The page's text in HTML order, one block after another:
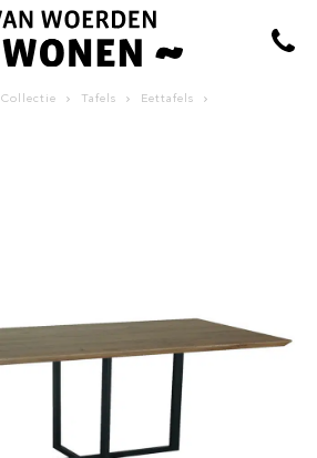
Collectie Tafels Eettafels